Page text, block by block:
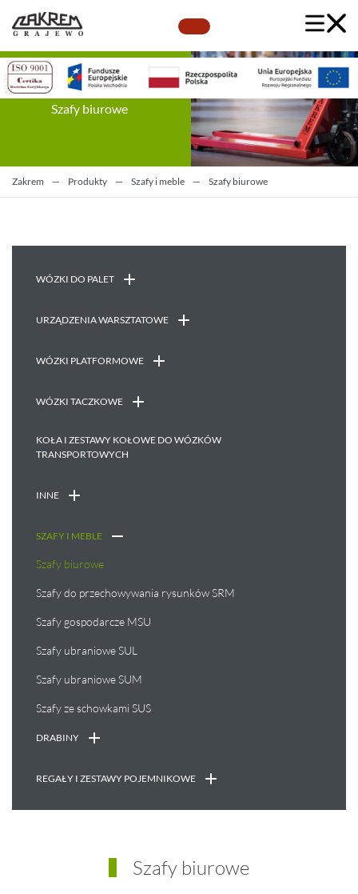
Szafy biurowe
Zakrem — Produkty — Szafy i meble — Szafy biurowe
WÓZKI DO PALET
URZĄDZENIA WARSZTATOWE
WÓZKI PLATFORMOWE
WÓZKI TACZKOWE
KOŁA I ZESTAWY KOŁOWE DO WÓZKÓW
TRANSPORTOWYCH
INNE
SZAFY I MEBLE
Szafy biurowe
Szafy do przechowywania rysunków SRM
Szafy gospodarcze MSU
Szafy ubraniowe SUL
Szafy ubraniowe SUM
Szafy ze schowkami SUS
DRABINY
REGAŁY I ZESTAWY POJEMNIKOWE
Szafy biurowe